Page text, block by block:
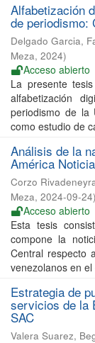
Alfabetización
de periodismo:
Delgado Garcia,
Meza, 2024)
Acceso abierto
La presente
alfabetización
periodismo de la
como estudio de
Análisis de la
América
Corzo
Meza, 2024-09-24)
Acceso abierto
Esta tesis
compone la
Central respecto
venezolanos en
Estrategia de
servicios de la
SAC
Valera Suarez,